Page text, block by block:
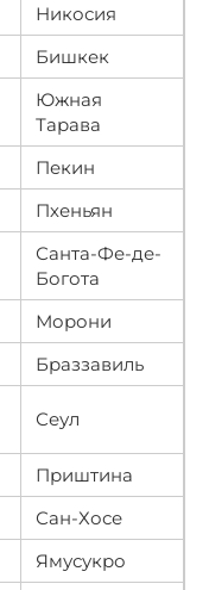
Никосия
Бишкек
Южная
Тарава
Пекин
Пхеньян
Санта-Фе-де-
Богота
Морони
Браззавиль
Сеул
Приштина
Сан-Хосе
Ямусукро